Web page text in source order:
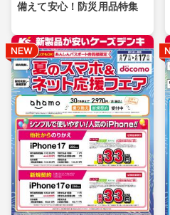
備えて安心！防災用品特集